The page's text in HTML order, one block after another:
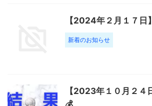
【2024年２月１７日
新着のお知らせ
【2023年１０月２４